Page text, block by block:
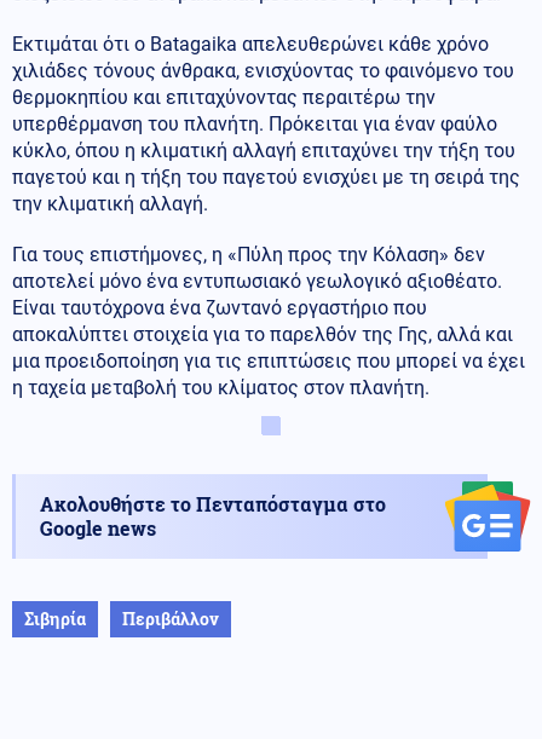
Εκτιμάται ότι ο Batagaika απελευθερώνει κάθε χρόνο
χιλιάδες τόνους άνθρακα, ενισχύοντας το φαινόμενο του
θερμοκηπίου και επιταχύνοντας περαιτέρω την
υπερθέρμανση του πλανήτη. Πρόκειται για έναν φαύλο
κύκλο, όπου η κλιματική αλλαγή επιταχύνει την τήξη του
παγετού και η τήξη του παγετού ενισχύει με τη σειρά της
την κλιματική αλλαγή.
Για τους επιστήμονες, η «Πύλη προς την Κόλαση» δεν
αποτελεί μόνο ένα εντυπωσιακό γεωλογικό αξιοθέατο.
Είναι ταυτόχρονα ένα ζωντανό εργαστήριο που
αποκαλύπτει στοιχεία για το παρελθόν της Γης, αλλά και
μια προειδοποίηση για τις επιπτώσεις που μπορεί να έχει
η ταχεία μεταβολή του κλίματος στον πλανήτη.
Ακολουθήστε το Πενταπόσταγμα στο
Google news
Σιβηρία Περιβάλλον